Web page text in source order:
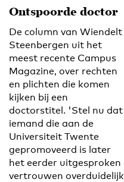
Ontspoorde doctor
De column van Wiendelt
Steenbergen uit het
meest recente Campus
Magazine, over rechten
en plichten die komen
kijken bij een
doctorstitel. 'Stel nu dat
iemand die aan de
Universiteit Twente
gepromoveerd is later
het eerder uitgesproken
vertrouwen overduidelijk